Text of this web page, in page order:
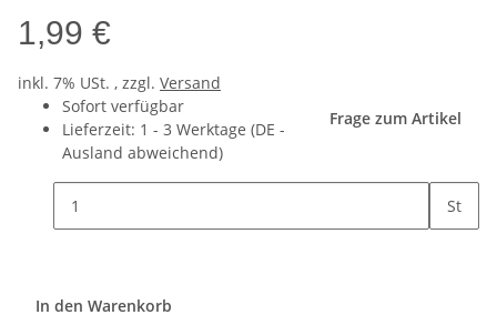
1,99 €
inkl. 7% USt. , zzgl. Versand
Sofort verfügbar
Lieferzeit: 1 - 3 Werktage (DE -
Ausland abweichend)
Frage zum Artikel
St
In den Warenkorb